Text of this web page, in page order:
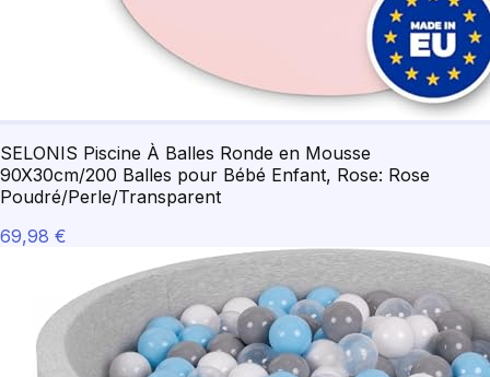
SELONIS Piscine À Balles Ronde en Mousse
90X30cm/200 Balles pour Bébé Enfant, Rose: Rose
Poudré/Perle/Transparent
69,98 €